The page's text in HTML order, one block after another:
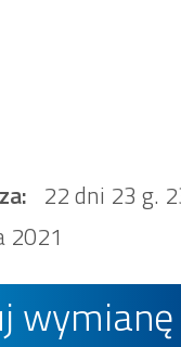
22 dni 23 g.
2021
wymianę